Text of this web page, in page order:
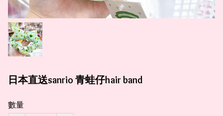
日本直送sanrio 青蛙仔hair band
數量